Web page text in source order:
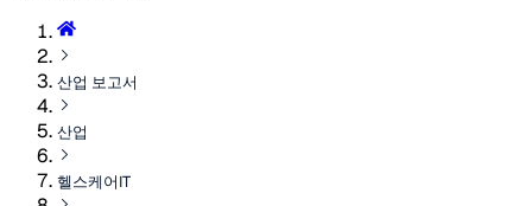
산업 보고서
산업
헬스케어IT